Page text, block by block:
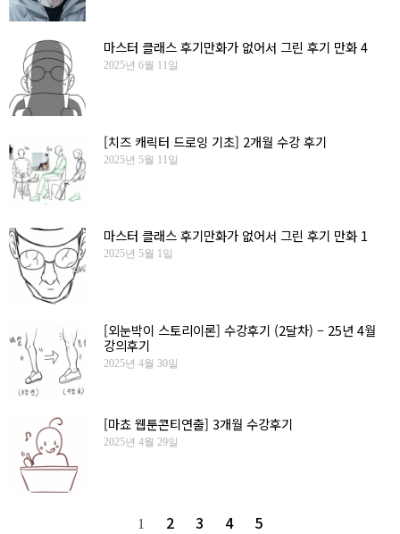
마스터 클래스 후기만화가 없어서 그린 후기 만화 4
2025년 6월 11일
[치즈 캐릭터 드로잉 기초] 2개월 수강 후기
2025년 5월 11일
마스터 클래스 후기만화가 없어서 그린 후기 만화 1
2025년 5월 1일
[외눈박이 스토리이론] 수강후기 (2달차) – 25년 4월
강의후기
2025년 4월 30일
[마쵸 웹툰콘티연출] 3개월 수강후기
2025년 4월 29일
1 2 3 4 5